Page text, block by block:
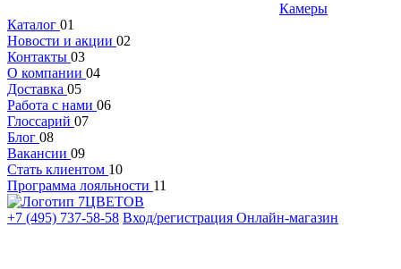
Камеры
Каталог 01
Новости и акции 02
Контакты 03
О компании 04
Доставка 05
Работа с нами 06
Глоссарий 07
Блог 08
Вакансии 09
Стать клиентом 10
Программа лояльности 11
+7 (495) 737-58-58 Вход/регистрация Онлайн-магазин